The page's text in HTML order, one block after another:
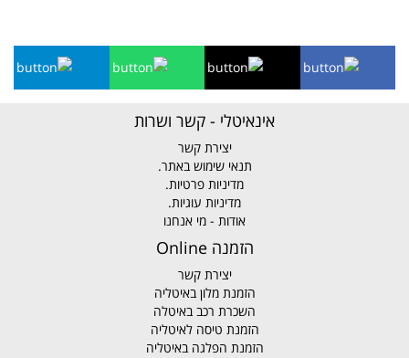
אינאיטלי - קשר ושרות
יצירת קשר
תנאי שימוש באתר.
מדיניות פרטיות.
מדיניות עוגיות.
אודות - מי אנחנו
הזמנה Online
יצירת קשר
הזמנת מלון באיטליה
השכרת רכב באיטלה
הזמנת טיסה לאיטליה
הזמנת הפלגה באיטליה